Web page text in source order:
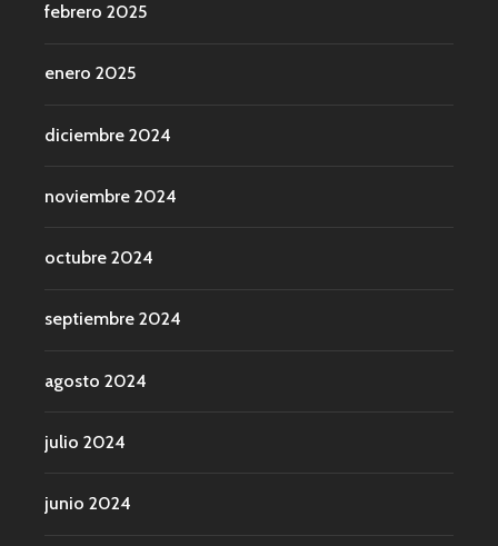
febrero 2025
enero 2025
diciembre 2024
noviembre 2024
octubre 2024
septiembre 2024
agosto 2024
julio 2024
junio 2024